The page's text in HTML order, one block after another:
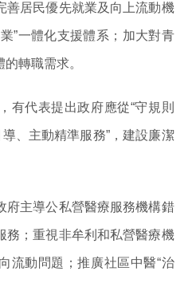
善居民優先就業及向上流動機
”一體化支援體系；加大對青
轉職需求。
有代表提出政府應從“守規則
、主動精準服務”，建設廉潔
府主導公私營醫療服務機構錯
務；重視非牟利和私營醫療機
流動問題；推廣社區中醫“治